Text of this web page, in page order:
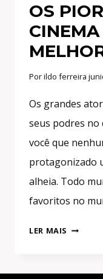
OS
Porildo ferreira
Os grandes
seus podres no
você que
protagonizado
alheia. Todo
favoritos no
LER MAIS OS
DO